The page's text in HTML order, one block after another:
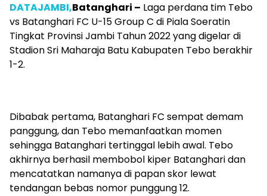
DATAJAMBI,Batanghari – Laga perdana tim Tebo
vs Batanghari FC U-15 Group C di Piala Soeratin
Tingkat Provinsi Jambi Tahun 2022 yang digelar di
Stadion Sri Maharaja Batu Kabupaten Tebo berakhir
1-2.
Dibabak pertama, Batanghari FC sempat demam
panggung, dan Tebo memanfaatkan momen
sehingga Batanghari tertinggal lebih awal. Tebo
akhirnya berhasil membobol kiper Batanghari dan
mencatatkan namanya di papan skor lewat
tendangan bebas nomor punggung 12.